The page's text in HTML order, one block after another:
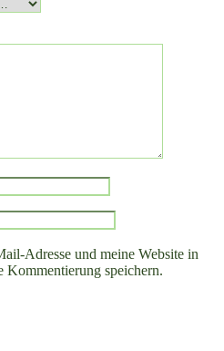
Adresse und meine Website in
Kommentierung speichern.